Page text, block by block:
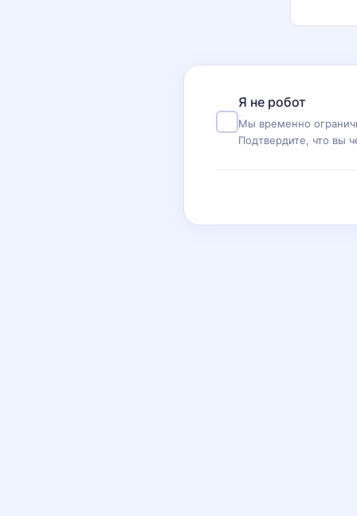
Я не робот
Мы временно
Подтвердите, что вы